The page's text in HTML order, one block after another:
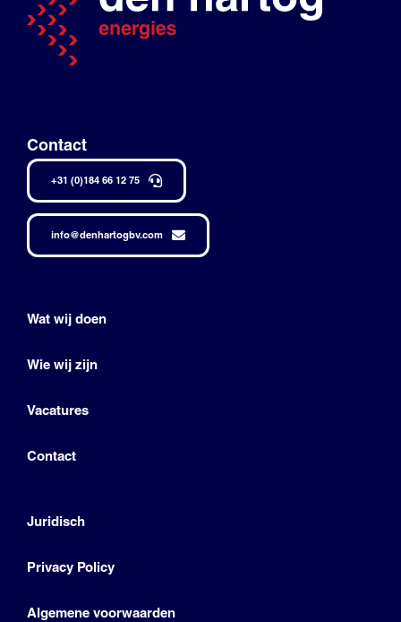
Contact
+31 (0)184 66 12 75
info@denhartogbv.com
Wat wij doen
Wie wij zijn
Vacatures
Contact
Juridisch
Privacy Policy
Algemene voorwaarden